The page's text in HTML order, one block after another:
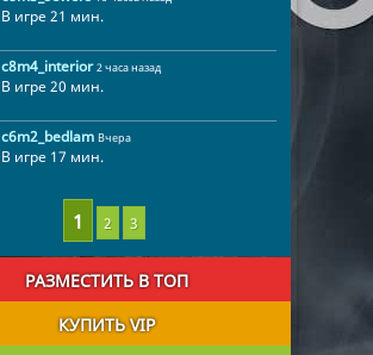
В игре 21 мин.
c8m4_interior 2 часа назад
В игре 20 мин.
c6m2_bedlam Вчера
В игре 17 мин.
2 3
РАЗМЕСТИТЬ В ТОП
КУПИТЬ VIP